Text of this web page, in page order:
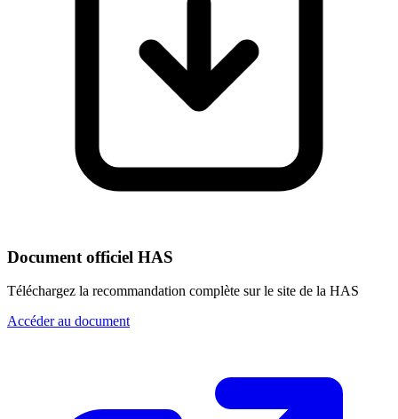
Document officiel HAS
Téléchargez la recommandation complète sur le site de la HAS
Accéder au document